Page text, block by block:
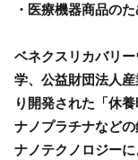
・医療機器商品の
ベネクスリカバリ
学、公益財団法人
り開発された「休
ナノプラチナなど
ナノテクノロジー